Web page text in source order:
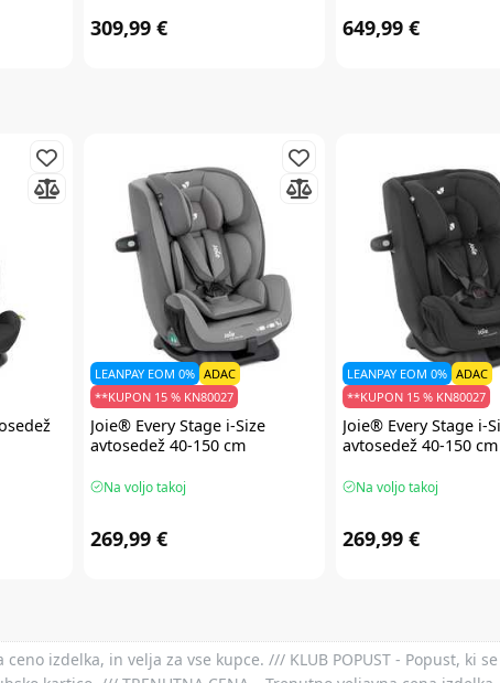
309,99 € 649,99 €
LEANPAY EOM 0%
**KUPON 15 % KN80027
ADAC
Joie® Every Stage i-Size
avtosedež 40-150 cm
Na voljo takoj
269,99 €
LEANPAY EOM 0%
**KUPON 15 % KN80027
ADAC
Joie®Every Stage i-
avtosedež 40-150 cm
Na voljo takoj
269,99 €
izdelka, in velja za vse kupce. /// KLUB POPUST - Popust, ki